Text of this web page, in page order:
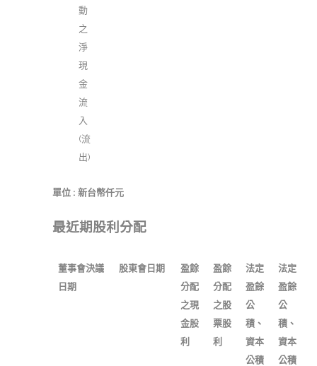
動
之
淨
現
金
流
入
(流
出)
單位 : 新台幣仟元
最近期股利分配
董事會決議
日期
股東會日期
盈餘
分配
之現
金股
利
盈餘
分配
之股
票股
利
法定
盈餘
公
積、
資本
公積
法定
盈餘
公
積、
資本
公積